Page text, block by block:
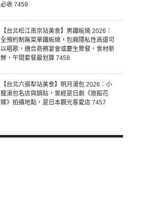
必收 7459
【台北松江南京站美食】男鐵板燒 2026：
全預約制無菜單鐵板燒，包廂隱私性高還可
以唱歌，適合商務宴會或慶生聚餐，食材新
鮮，午間套餐最划算 7458
【台北六張犁站美食】明月湯包 2026：小
籠湯包名店與鍋貼，曾經是日劇《旅館花
嫁》拍攝地點，是日本觀光客愛店 7457